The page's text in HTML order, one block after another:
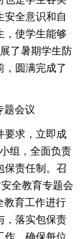
安全意识和自
，使学生能够
了暑期学生防
，圆满完成了
题会议
要求，立即成
组，全面负责
保责任制。召
全教育专题会
教育工作进行
，落实包保责
作，确保每位